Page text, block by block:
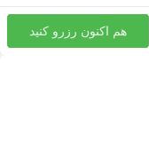
هم اکنون رزرو کنید